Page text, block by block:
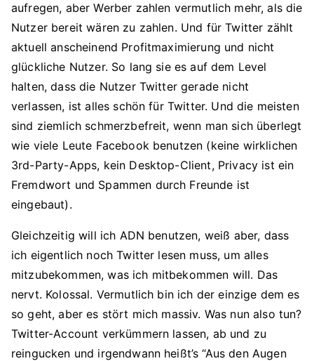
aufregen, aber Werber zahlen vermutlich mehr, als die
Nutzer bereit wären zu zahlen. Und für Twitter zählt
aktuell anscheinend Profitmaximierung und nicht
glückliche Nutzer. So lang sie es auf dem Level
halten, dass die Nutzer Twitter gerade nicht
verlassen, ist alles schön für Twitter. Und die meisten
sind ziemlich schmerzbefreit, wenn man sich überlegt
wie viele Leute Facebook benutzen (keine wirklichen
3rd-Party-Apps, kein Desktop-Client, Privacy ist ein
Fremdwort und Spammen durch Freunde ist
eingebaut).
Gleichzeitig will ich ADN benutzen, weiß aber, dass
ich eigentlich noch Twitter lesen muss, um alles
mitzubekommen, was ich mitbekommen will. Das
nervt. Kolossal. Vermutlich bin ich der einzige dem es
so geht, aber es stört mich massiv. Was nun also tun?
Twitter-Account verkümmern lassen, ab und zu
reingucken und irgendwann heißt’s “Aus den Augen